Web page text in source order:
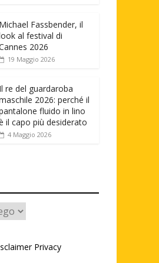
Michael Fassbender, il
al festival di
2026
19 Maggio 2026
Il re del guardaroba
2026: perché il
fluido in lino
il capo più desiderato
4 Maggio 2026
Privacy